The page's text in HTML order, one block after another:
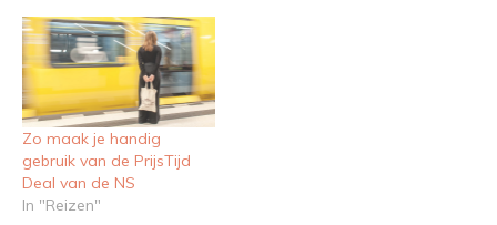
Zo maak je handig
gebruik van de PrijsTijd
Deal van de NS
In "Reizen"